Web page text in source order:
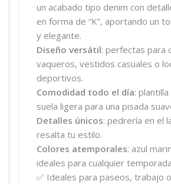
un acabado tipo denim con
en forma de “K”, aportando un
y elegante.
Diseño versátil: perfectas para
vaqueros, vestidos casuales o
deportivos.
Comodidad todo el día:
suela ligera para una pisada
Detalles únicos: pedrería en el
resalta tu estilo.
Colores atemporales: azul
ideales para cualquier
✅ Ideales para paseos, trabajo